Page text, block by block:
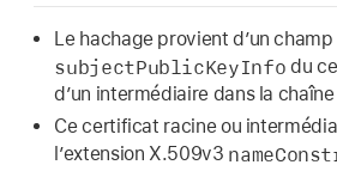
Le hachage provient d’un champ
subjectPublicKeyInfo du
d’un intermédiaire dans la
Ce certificat racine ou
l’extension X.509v3